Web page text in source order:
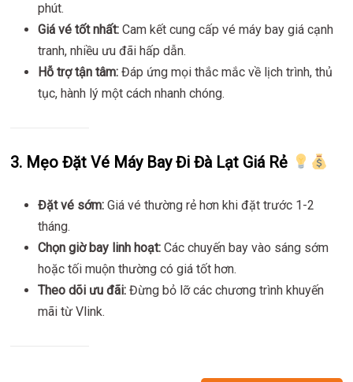
phút.
Giá vé tốt nhất: Cam kết cung cấp vé máy bay giá cạnh
tranh, nhiều ưu đãi hấp dẫn.
Hỗ trợ tận tâm: Đáp ứng mọi thắc mắc về lịch trình, thủ
tục, hành lý một cách nhanh chóng.
3. Mẹo Đặt Vé Máy Bay Đi Đà Lạt Giá Rẻ
Đặt vé sớm: Giá vé thường rẻ hơn khi đặt trước 1-2
tháng.
Chọn giờ bay linh hoạt: Các chuyến bay vào sáng sớm
hoặc tối muộn thường có giá tốt hơn.
Theo dõi ưu đãi: Đừng bỏ lỡ các chương trình khuyến
mãi từ Vlink.